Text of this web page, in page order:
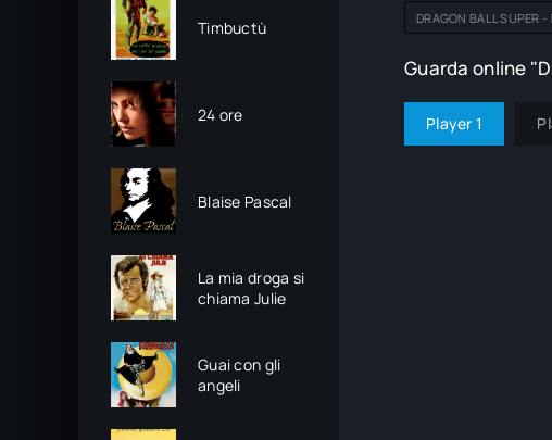
Timbuctù
24 ore
Blaise Pascal
La mia droga si
chiama Julie
Guai con gli
angeli
DRAGON BALL SUPER
Guarda online
Player 1